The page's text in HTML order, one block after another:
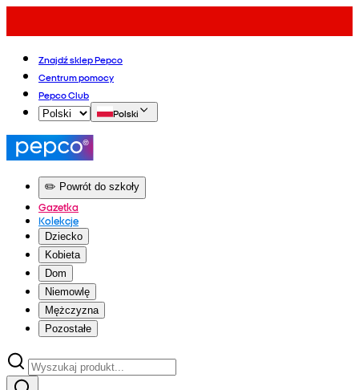
Znajdź sklep Pepco
Centrum pomocy
Pepco Club
Polski
✏️ Powrót do szkoły
Gazetka
Kolekcje
Dziecko
Kobieta
Dom
Niemowlę
Mężczyzna
Pozostałe